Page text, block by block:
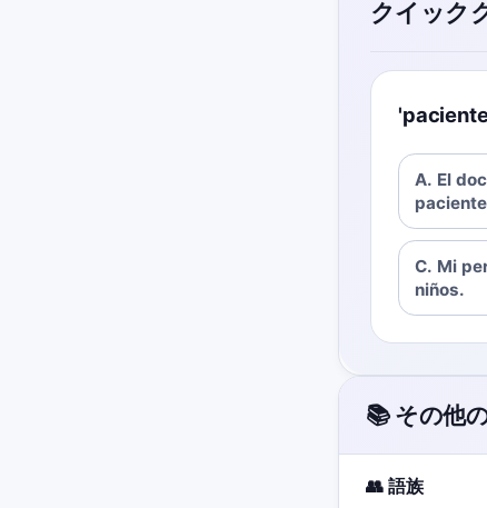
クイック
A. El
C. Mi
niños.
📚 その他
👥 語族